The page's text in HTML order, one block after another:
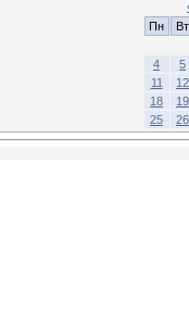
Пн
Вт
4
5
11
12
18
19
25
26